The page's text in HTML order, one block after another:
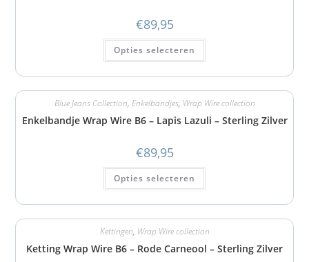
€89,95
Opties selecteren
Blue Jeans Collection, Enkelbandjes, Wrap Wire collection
Enkelbandje Wrap Wire B6 – Lapis Lazuli – Sterling Zilver
€89,95
Opties selecteren
Kettingen, Wrap Wire collection
Ketting Wrap Wire B6 – Rode Carneool – Sterling Zilver